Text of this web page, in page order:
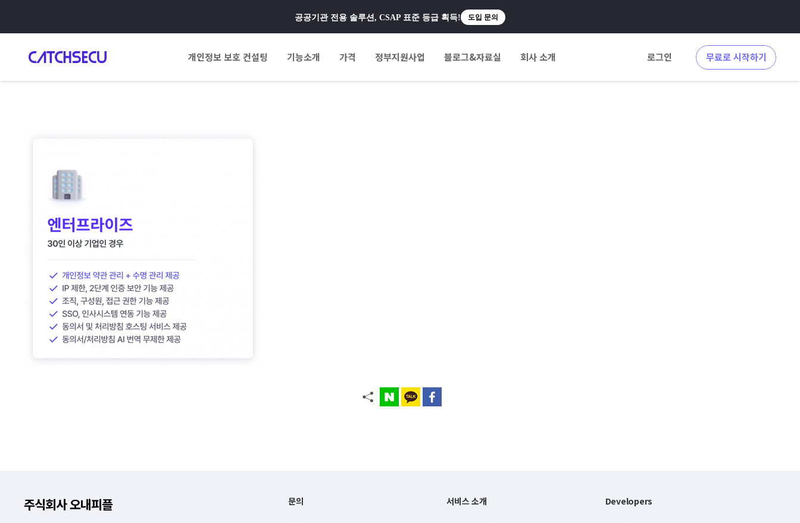
공공기관 전용 솔루션, CSAP 표준 등급 획득! 도입 문의
개인정보 보호 컨설팅 기능소개 가격 정부지원사업 블로그&자료실 회사 소개 로그인 무료로 시작하기
주식회사 오내피플 문의 서비스 소개 Developers